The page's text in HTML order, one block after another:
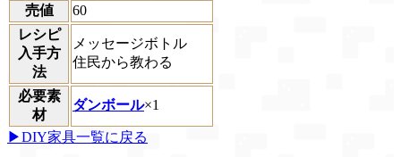
売値
60
レシピ
入手方
法
メッセージボトル
住民から教わる
必要素
材
ダンボール×1
▶DIY家具一覧に戻る